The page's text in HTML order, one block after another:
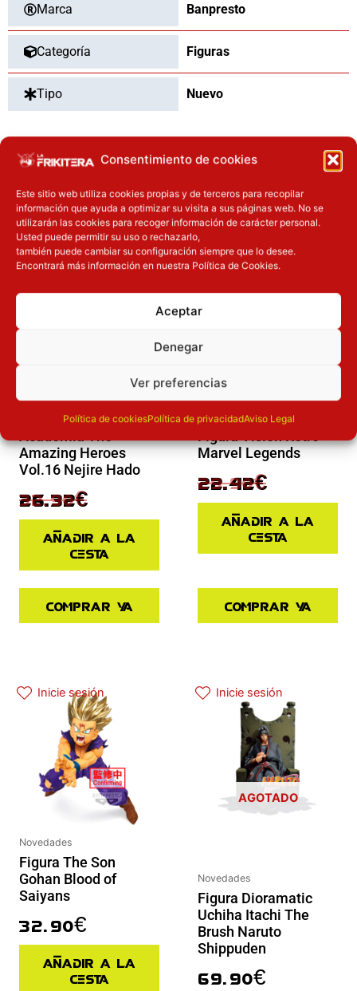
Consentimiento de cookies
Este sitio web utiliza cookies propias y de terceros para recopilar
información que ayuda a optimizar su visita a sus páginas web. No se
utilizarán las cookies para recoger información de carácter personal.
Usted puede permitir su uso o rechazarlo,
también puede cambiar su configuración siempre que lo desee.
Encontrará más información en nuestra Política de Cookies.
Aceptar
Denegar
Ver preferencias
Política de cookiesPolítica de privacidadAviso Legal
Marca Banpresto
Categoría Figuras
Tipo Nuevo
OTROS PRODUCTOS QUE TE
PUEDEN INTERESAR
Inicie sesión
Novedades
Figura My Hero
Academia The
Amazing Heroes
Vol.16 Nejire Hado
32.90€
El precio original era: 32.90€.
26.32€
El precio actual es: 26.32€.
Añadir a la
cesta
Comprar ya
Inicie sesión
Novedades
Marvel Legends
29.90€
El precio original era: 29.90€.
22.42€
El precio actual es: 22.42€.
Añadir a la
cesta
Comprar ya
Inicie sesión
Novedades
Figura The Son
Gohan Blood of
Saiyans
32.90€
Añadir a la
cesta
Inicie sesión
AGOTADO
Novedades
Figura Dioramatic
Uchiha Itachi The
Brush Naruto
Shippuden
69.90€